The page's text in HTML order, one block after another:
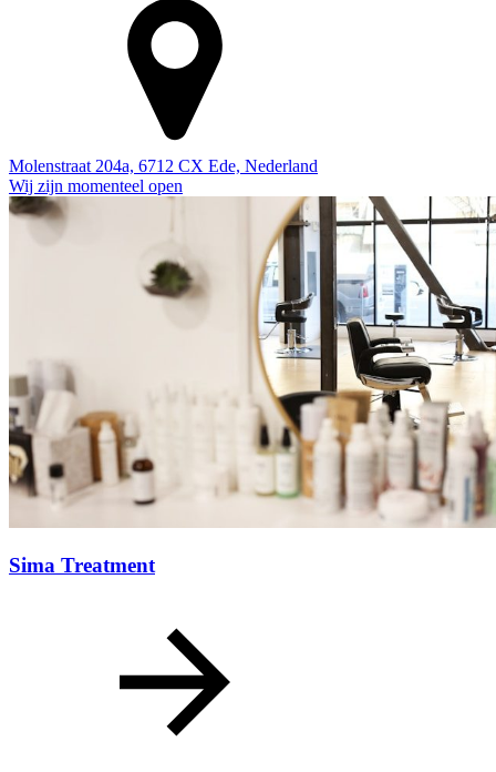
Molenstraat 204a, 6712 CX Ede, Nederland
Wij zijn momenteel open
Sima Treatment